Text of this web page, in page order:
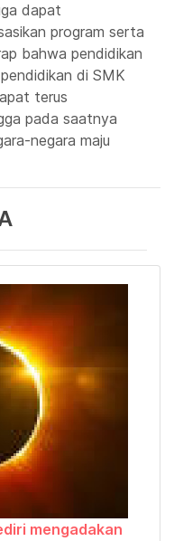
dapat
program serta
bahwa pendidikan
di SMK
terus
pada saatnya
negara maju
mengadakan